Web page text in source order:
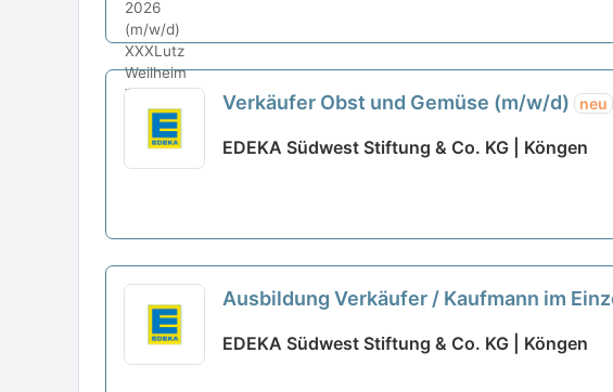
Verkäufer Obst und Gemüse (m/w/d) neu
EDEKA Südwest Stiftung & Co. KG | Köngen
Ausbildung Verkäufer / Kaufmann im
EDEKA Südwest Stiftung & Co. KG | Köngen